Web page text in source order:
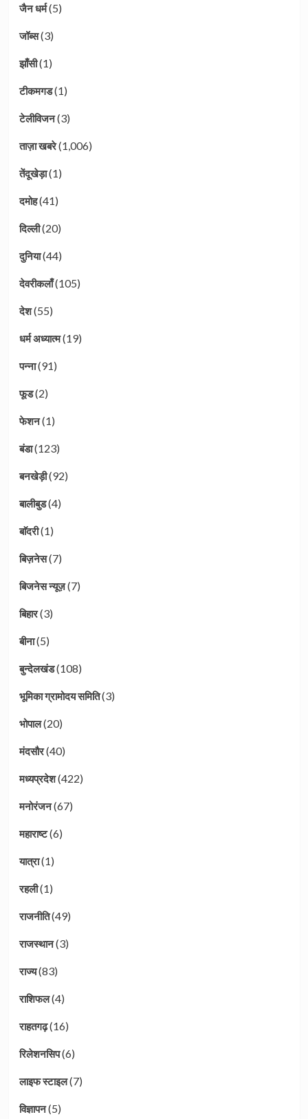
जैन धर्म(5)
जॉब्स(3)
झाँसी(1)
टीकमगड(1)
टेलीविजन(3)
ताज़ा खबरे(1,006)
तेंदूखेड़ा(1)
दमोह(41)
दिल्ली(20)
दुनिया(44)
देवरीकलाँ(105)
देश(55)
धर्म अध्यात्म(19)
पन्ना(91)
फूड(2)
फेशन(1)
बंडा(123)
बनखेड़ी(92)
बालीबुड(4)
बाॅदरी(1)
बिज़नेस(7)
बिजनेस न्यूज़(7)
बिहार(3)
बीना(5)
बुन्देलखंड(108)
भूमिका ग्रामोदय समिति(3)
भोपाल(20)
मंदसौर(40)
मध्यप्रदेश(422)
मनोरंजन(67)
महाराष्ट(6)
यात्रा(1)
रहली(1)
राजनीति(49)
राजस्थान(3)
राज्य(83)
राशिफल(4)
राहतगढ़(16)
रिलेशनसिप(6)
लाइफ स्टाइल(7)
विज्ञापन(5)